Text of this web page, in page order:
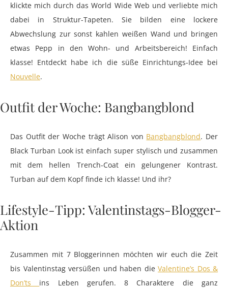
klickte mich durch das World Wide Web und verliebte mich
dabei in Struktur-Tapeten. Sie bilden eine lockere
Abwechslung zur sonst kahlen weißen Wand und bringen
etwas Pepp in den Wohn- und Arbeitsbereich! Einfach
klasse! Entdeckt habe ich die süße Einrichtungs-Idee bei
Nouvelle.
Outfit der Woche: Bangbangblond
Das Outfit der Woche trägt Alison von Bangbangblond. Der
Black Turban Look ist einfach super stylisch und zusammen
mit dem hellen Trench-Coat ein gelungener Kontrast.
Turban auf dem Kopf finde ich klasse! Und ihr?
Lifestyle-Tipp: Valentinstags-Blogger-
Aktion
Zusammen mit 7 Bloggerinnen möchten wir euch die Zeit
bis Valentinstag versüßen und haben die Valentine’s Dos &
Don’ts ins Leben gerufen. 8 Charaktere die ganz